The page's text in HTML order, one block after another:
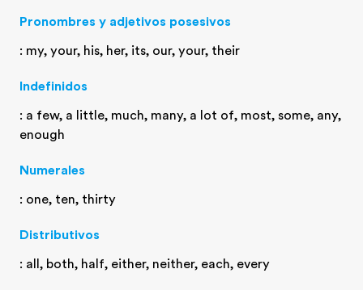
Pronombres y adjetivos posesivos
: my, your, his, her, its, our, your, their
Indefinidos
: a few, a little, much, many, a lot of, most, some, any,
enough
Numerales
: one, ten, thirty
Distributivos
: all, both, half, either, neither, each, every